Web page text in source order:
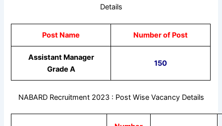
Details
Post Name Number of Post
Assistant Manager
Grade A
150
NABARD Recruitment 2023 : Post Wise Vacancy Details